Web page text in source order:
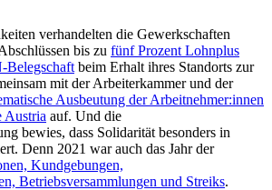
verhandelten die Gewerkschaften
bis zu fünf Prozent Lohnplus
Belegschaft beim Erhalt ihres Standorts zur
mit der Arbeiterkammer und der
Ausbeutung der Arbeitnehmer:innen
Austria auf. Und die
bewies, dass Solidarität besonders in
Denn 2021 war auch das Jahr der
Kundgebungen,
Betriebsversammlungen und Streiks.